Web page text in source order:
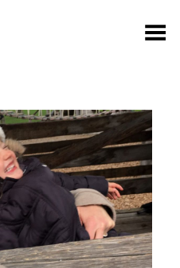
Menü umschalten